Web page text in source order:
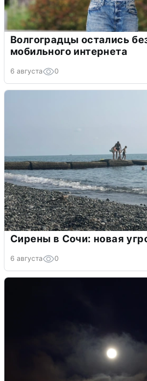
Волгоградцы остались
мобильного интернета
6 августа 0
Сирены в Сочи: новая
6 августа 0